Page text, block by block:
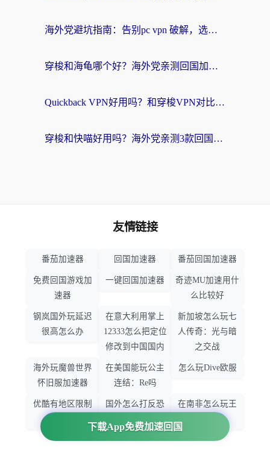
海外党避坑指南：告别pc vpn 破解，选对回国加速器轻松访问国内资源
穿梭和海龟哪个好？海外党亲测回国加速器，附电脑免费VPN推荐
Quickback VPN好用吗？和穿梭VPN对比哪个回国效果更好？海外党必看的真实测评与选择指南
穿梭和快喵好用吗？海外党亲测3款回国加速器，附日本回国VPN避坑指南
下载App免费加速回国
友情链接
番茄加速器 回国加速器 番茄回国加速器
免费回国游戏加
速器
一键回国加速器
奇迹MU加速用什
么比较好
钢岚国外玩延迟
很高怎么办
在意大利用掌上
12333怎么把定位
修改到中国国内
新加坡怎么玩七
人传奇：光与暗
之交战
海外玩魔兽世界
怀旧服加速器
在美国能玩公主
连结：Re吗
怎么玩Dive欧服
优酷有地区限制
国外怎么打反恐
精英：全球攻势
在南非怎么玩王